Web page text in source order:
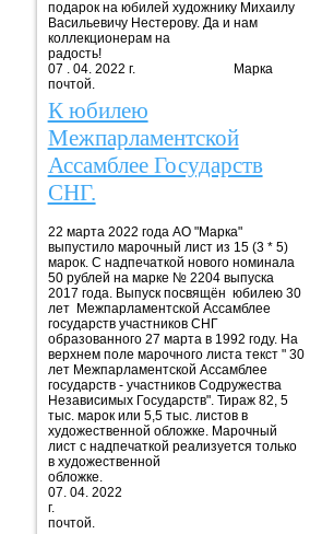
подарок на юбилей художнику Михаилу
Васильевичу Нестерову. Да и нам
коллекционерам на
07 . 04. 2022 г. Марка
почтой.
К юбилею
Межпарламентской
Ассамблее Государств
СНГ.
22 марта 2022 года АО "Марка"
выпустило марочный лист из 15 (3 * 5)
марок. С надпечаткой нового номинала
50 рублей на марке № 2204 выпуска
2017 года. Выпуск посвящён юбилею 30
лет Межпарламентской Ассамблее
государств участников СНГ
образованного 27 марта в 1992 году. На
верхнем поле марочного листа текст " 30
лет Межпарламентской Ассамблее
государств - участников Содружества
Независимых Государств". Тираж 82, 5
тыс. марок или 5,5 тыс. листов в
художественной обложке. Марочный
лист с надпечаткой реализуется только
в художественной
07. 04. 2022
г.
почтой.